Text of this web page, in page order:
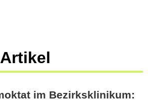
im Bezirksklinikum: